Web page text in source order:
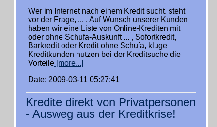
Wer im Internet nach einem Kredit sucht, steht
vor der Frage, ... . Auf Wunsch unserer Kunden
haben wir eine Liste von Online-Krediten mit
oder ohne Schufa-Auskunft ... , Sofortkredit,
Barkredit oder Kredit ohne Schufa, kluge
Kreditkunden nutzen bei der Kreditsuche die
Vorteile [more...]
Date: 2009-03-11 05:27:41
Kredite direkt von Privatpersonen
- Ausweg aus der Kreditkrise!